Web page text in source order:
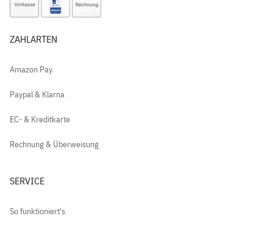
ZAHLARTEN
Amazon Pay
Paypal & Klarna
EC- & Kreditkarte
Rechnung & Überweisung
SERVICE
So funktioniert's